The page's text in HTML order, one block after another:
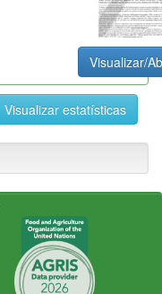
Visualizar/
Visualizar estatísticas